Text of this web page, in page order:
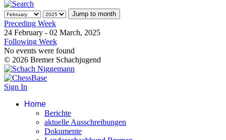
Jump to month
Preceding Week
24 February - 02 March, 2025
Following Week
No events were found
© 2026 Bremer Schachjugend
Sign In
Home
Berichte
aktuelle Ausschreibungen
Dokumente